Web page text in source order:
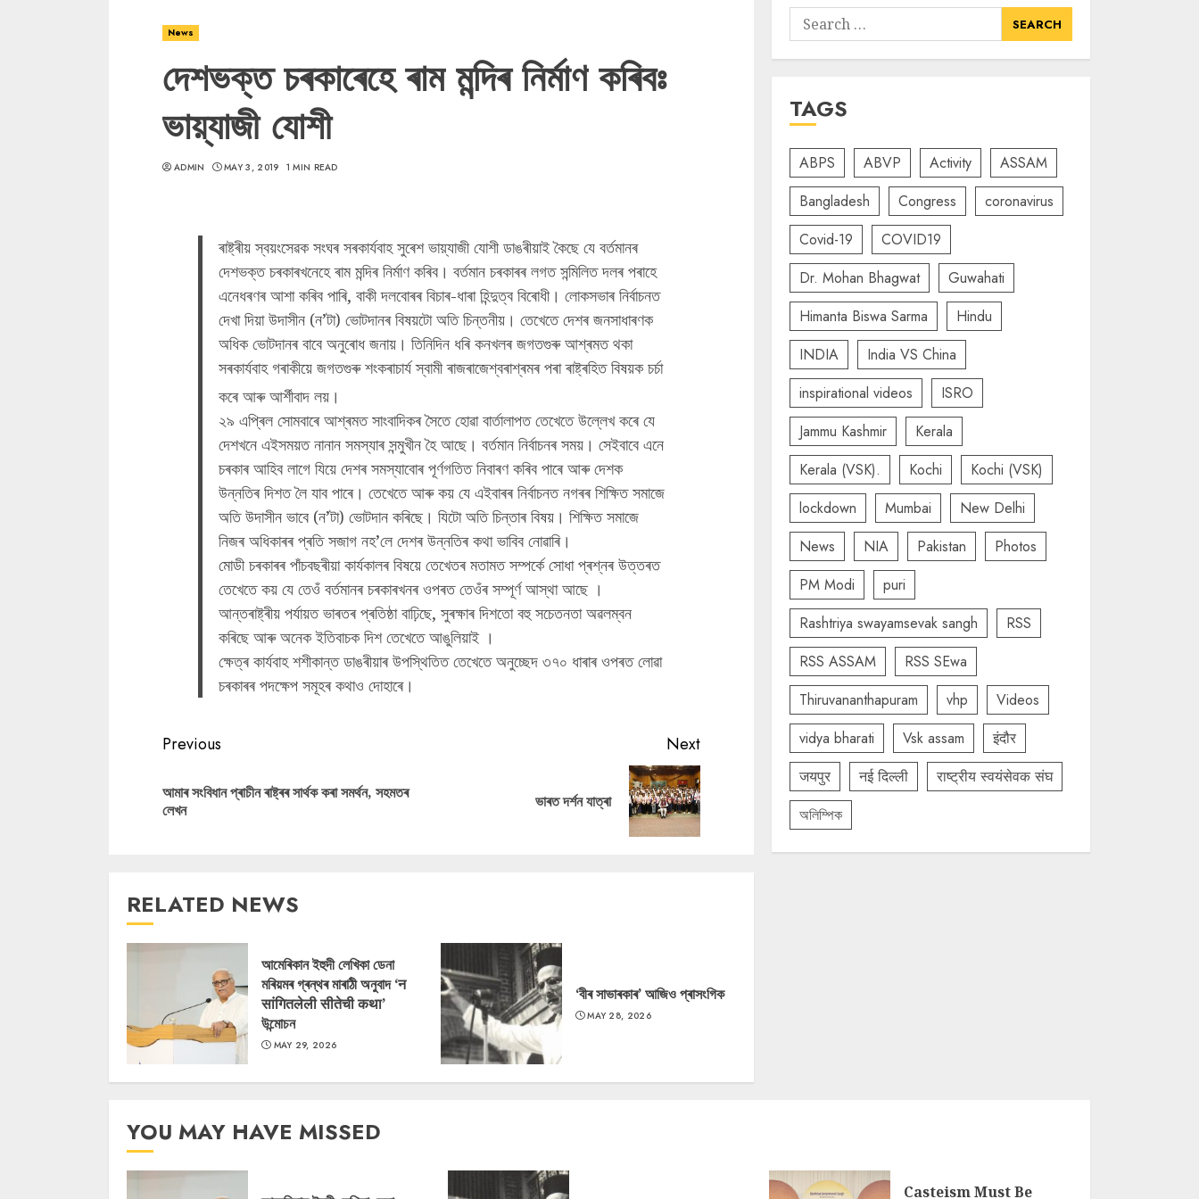
News
দেশভক্ত চৰকাৰেহে ৰাম মন্দিৰ নিৰ্মাণ কৰিবঃ
ভায়্যাজী যোশী
ADMIN MAY 3, 2019 1 MIN READ
ৰাষ্ট্ৰীয় স্বয়ংসেৱক সংঘৰ সৰকাৰ্যবাহ সুৰেশ ভায়্যাজী যোশী ডাঙৰীয়াই কৈছে যে বৰ্তমানৰ
দেশভক্ত চৰকাৰখনেহে ৰাম মন্দিৰ নিৰ্মাণ কৰিব। বৰ্তমান চৰকাৰৰ লগত সন্মিলিত দলৰ পৰাহে
এনেধৰণৰ আশা কৰিব পাৰি, বাকী দলবোৰৰ বিচাৰ-ধাৰা হিন্দুত্ব বিৰোধী। লোকসভাৰ নিৰ্বাচনত
দেখা দিয়া উদাসীন (ন’টা) ভোটদানৰ বিষয়টো অতি চিন্তনীয়। তেখেতে দেশৰ জনসাধাৰণক
অধিক ভোটদানৰ বাবে অনুৰোধ জনায়। তিনিদিন ধৰি কনখলৰ জগতগুৰু আশ্ৰমত থকা
সৰকাৰ্যবাহ গৰাকীয়ে জগতগুৰু শংকৰাচাৰ্য স্বামী ৰাজৰাজেশ্বৰাশ্ৰমৰ পৰা ৰাষ্ট্ৰহিত বিষয়ক চৰ্চা
কৰে আৰু আৰ্শীবাদ লয়।
২৯ এপ্ৰিল সোমবাৰে আশ্ৰমত সাংবাদিকৰ সৈতে হোৱা বাৰ্তালাপত তেখেতে উল্লেখ কৰে যে
দেশখনে এইসময়ত নানান সমস্যাৰ সন্মুখীন হৈ আছে। বৰ্তমান নিৰ্বাচনৰ সময়। সেইবাবে এনে
চৰকাৰ আহিব লাগে যিয়ে দেশৰ সমস্যাবোৰ পূৰ্ণগতিত নিবাৰণ কৰিব পাৰে আৰু দেশক
উন্নতিৰ দিশত লৈ যাব পাৰে। তেখেতে আৰু কয় যে এইবাৰৰ নিৰ্বাচনত নগৰৰ শিক্ষিত সমাজে
অতি উদাসীন ভাবে (ন’টা) ভোটদান কৰিছে। যিটো অতি চিন্তাৰ বিষয়। শিক্ষিত সমাজে
নিজৰ অধিকাৰৰ প্ৰতি সজাগ নহ’লে দেশৰ উন্নতিৰ কথা ভাবিব নোৱাৰি।
মোডী চৰকাৰৰ পাঁচবছৰীয়া কাৰ্যকালৰ ‌বিষয়ে তেখেতৰ মতামত সম্পৰ্কে সোধা প্ৰশ্নৰ উত্তৰত
তেখেতে কয় যে তেওঁ বৰ্তমানৰ চৰকাৰখনৰ ওপৰত তেওঁৰ সম্পূৰ্ণ আস্থা আছে ।
আন্তৰাষ্ট্ৰীয় পৰ্যায়ত ভাৰতৰ প্ৰতিষ্ঠা বাঢ়িছে, সুৰক্ষাৰ দিশতো বহু সচেতনতা অৱলম্বন
কৰিছে আৰু অনেক ইতিবাচক দিশ তেখেতে আঙুলিয়াই ।
ক্ষেত্ৰ কাৰ্যবাহ শশীকান্ত ডাঙৰীয়াৰ উপস্থিতিত তেখেতে অনুচ্ছেদ ৩৭০ ধাৰাৰ ওপৰত লোৱা
চৰকাৰৰ পদক্ষেপ সমূহৰ কথাও দোহাৰে।
Continue
Reading
Previous
আমাৰ সংবিধান প্ৰাচীন ৰাষ্ট্ৰৰ সাৰ্থক কৰা সমৰ্থন, সহমতৰ
লেখন
Next
ভাৰত দৰ্শন যাত্ৰা
RELATED NEWS
আমেৰিকান ইহুদী লেখিকা ডেনা
মৰিয়মৰ গ্ৰন্থৰ মাৰাঠী অনুবাদ ‘न
सांगितलेली सीतेची कथा’
উন্মোচন
MAY 29, 2026
‘বীৰ সাভাৰকাৰ’ আজিও প্ৰাসংগিক
MAY 28, 2026
Search
for:
TAGS
ABPS ABVP Activity
ASSAM
Bangladesh
Congress
coronavirus
Covid-19
COVID19
Dr. Mohan Bhagwat
Guwahati
Himanta Biswa Sarma
Hindu
INDIA
India VS China
inspirational videos
ISRO
Jammu Kashmir
Kerala
Kerala (VSK).
Kochi
Kochi (VSK)
lockdown
Mumbai
New Delhi
News
NIA Pakistan
Photos
PM Modi
puri
Rashtriya swayamsevak sangh
RSS
RSS ASSAM
RSS SEwa
Thiruvananthapuram
vhp
Videos
vidya bharati
Vsk assam
इंदौर
जयपुर
नई दिल्ली
राष्ट्रीय स्वयंसेवक संघ
অলিম্পিক
YOU MAY HAVE MISSED
Casteism Must Be